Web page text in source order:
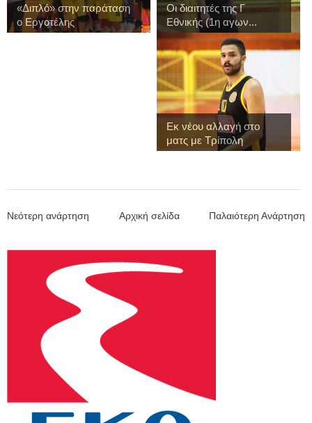
«Διπλό» στην παράταση
ο Εργοτέλης
Οι διαιτητές της Γ
Εθνικής (1η αγων...
Εκ νέου αλλαγή στο
ματς με Τρίπολη
Νεότερη ανάρτηση Παλαιότερη Ανάρτηση
Αρχική σελίδα